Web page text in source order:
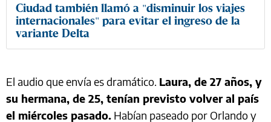
Ciudad también llamó a "disminuir los viajes
internacionales" para evitar el ingreso de la
variante Delta
El audio que envía es dramático. Laura, de 27 años, y
su hermana, de 25, tenían previsto volver al país
el miércoles pasado. Habían paseado por Orlando y